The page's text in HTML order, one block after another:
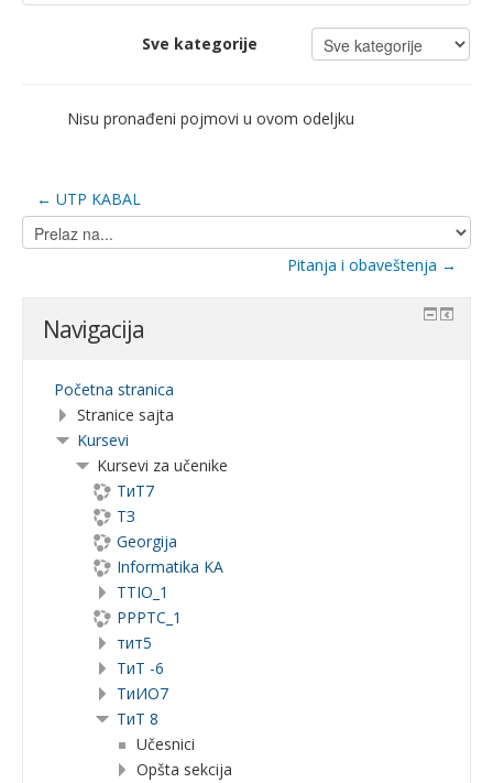
Sve kategorije
Nisu pronađeni pojmovi u ovom odeljku
← UTP KABAL
Prelaz
na...
Pitanja i obaveštenja →
Navigacija
Početna stranica
Stranice sajta
Kursevi
Kursevi za učenike
ТиТ7
ТЗ
Georgija
Informatika KA
TTIO_1
PPPTC_1
тит5
ТиТ -6
TиИО7
ТиТ 8
Učesnici
Opšta sekcija